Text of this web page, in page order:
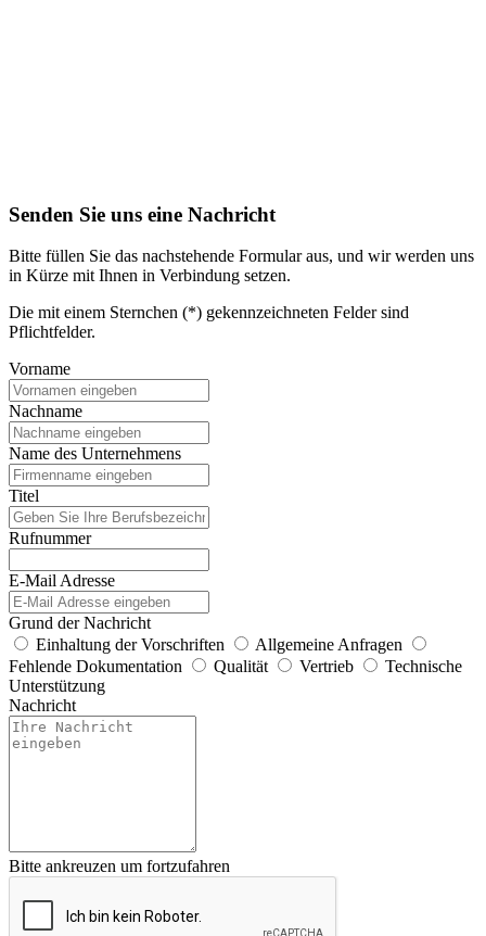
Senden Sie uns eine Nachricht
Bitte füllen Sie das nachstehende Formular aus, und wir werden uns
in Kürze mit Ihnen in Verbindung setzen.
Die mit einem Sternchen (*) gekennzeichneten Felder sind
Pflichtfelder.
Vorname
Nachname
Name des Unternehmens
Titel
Rufnummer
E-Mail Adresse
Grund der Nachricht
Einhaltung der Vorschriften
Allgemeine Anfragen
Fehlende Dokumentation
Qualität Vertrieb
Technische
Unterstützung
Nachricht
Bitte ankreuzen um fortzufahren